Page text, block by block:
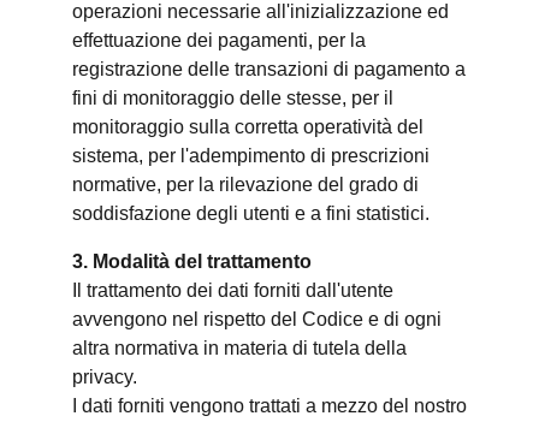
operazioni necessarie all'inizializzazione ed
effettuazione dei pagamenti, per la
registrazione delle transazioni di pagamento a
fini di monitoraggio delle stesse, per il
monitoraggio sulla corretta operatività del
sistema, per l'adempimento di prescrizioni
normative, per la rilevazione del grado di
soddisfazione degli utenti e a fini statistici.
3. Modalità del trattamento
Il trattamento dei dati forniti dall'utente
avvengono nel rispetto del Codice e di ogni
altra normativa in materia di tutela della
privacy.
I dati forniti vengono trattati a mezzo del nostro